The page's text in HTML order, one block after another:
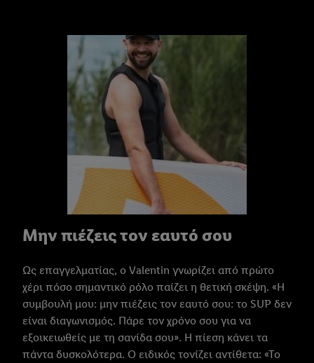
Μην πιέζεις τον εαυτό σου
Ως επαγγελματίας, ο Valentin γνωρίζει από πρώτο
χέρι πόσο σημαντικό ρόλο παίζει η θετική σκέψη. «Η
συμβουλή μου: μην πιέζεις τον εαυτό σου: το SUP δεν
είναι διαγωνισμός. Πάρε τον χρόνο σου για να
εξοικειωθείς με τη σανίδα σου». Η πίεση κάνει τα
πάντα δυσκολότερα. Ο ειδικός τονίζει αντίθετα: «Το